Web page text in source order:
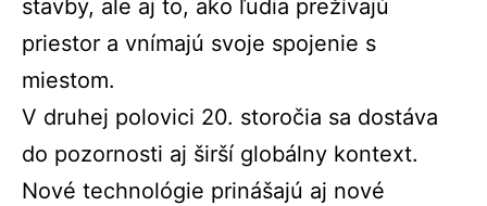
stavby, ale aj to, ako ľudia prežívajú
priestor a vnímajú svoje spojenie s
miestom.
V druhej polovici 20. storočia sa dostáva
do pozornosti aj širší globálny kontext.
Nové technológie prinášajú aj nové